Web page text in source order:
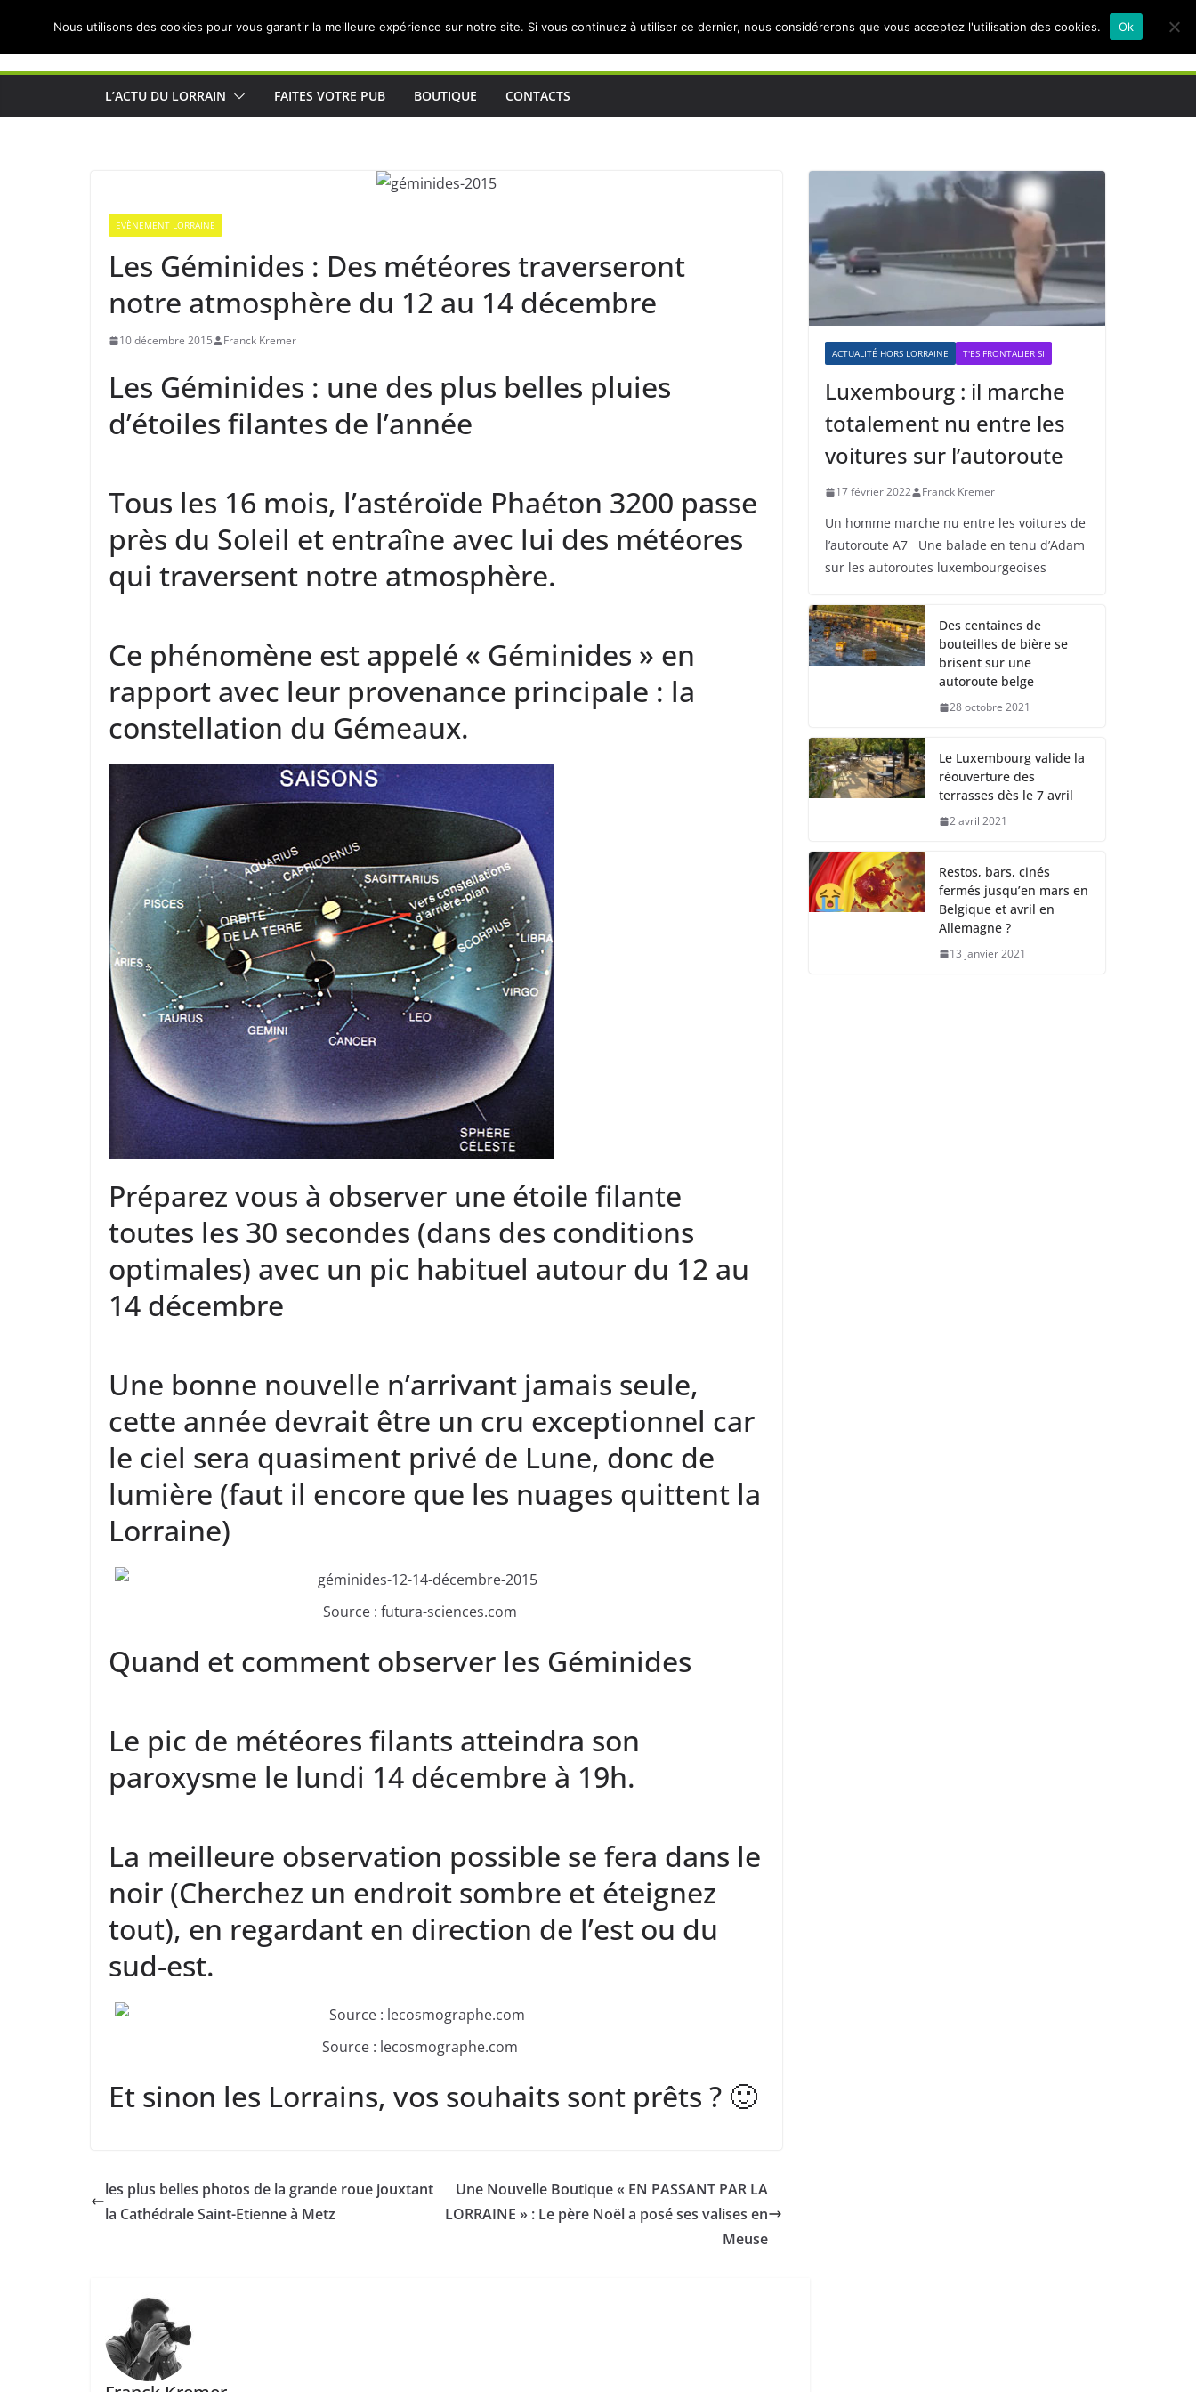
Actualités de Lorraine pour les Lorrains
L’ACTU DU LORRAIN FAITES VOTRE PUB BOUTIQUE CONTACTS
EVÈNEMENT LORRAINE
Les Géminides : Des météores traverseront
notre atmosphère du 12 au 14 décembre
10 décembre 2015 Franck Kremer
Les Géminides : une des plus belles pluies
d’étoiles filantes de l’année
Tous les 16 mois, l’astéroïde Phaéton 3200 passe
près du Soleil et entraîne avec lui des météores
qui traversent notre atmosphère.
Ce phénomène est appelé « Géminides » en
rapport avec leur provenance principale : la
constellation du Gémeaux.
Préparez vous à observer une étoile filante
toutes les 30 secondes (dans des conditions
optimales) avec un pic habituel autour du 12 au
14 décembre
Une bonne nouvelle n’arrivant jamais seule,
cette année devrait être un cru exceptionnel car
le ciel sera quasiment privé de Lune, donc de
lumière (faut il encore que les nuages quittent la
Lorraine)
Source : futura-sciences.com
Quand et comment observer les Géminides
Le pic de météores filants atteindra son
paroxysme le lundi 14 décembre à 19h.
La meilleure observation possible se fera dans le
noir (Cherchez un endroit sombre et éteignez
tout), en regardant en direction de l’est ou du
sud-est.
Source : lecosmographe.com
Et sinon les Lorrains, vos souhaits sont prêts ? 🙂
les plus belles photos de la grande roue jouxtant
la Cathédrale Saint-Etienne à Metz
Une Nouvelle Boutique « EN PASSANT PAR LA
LORRAINE » : Le père Noël a posé ses valises en
Meuse
ACTUALITÉ HORS LORRAINE T'ES FRONTALIER SI
Luxembourg : il marche
totalement nu entre les
voitures sur l’autoroute
17 février 2022 Franck Kremer
Un homme marche nu entre les voitures de
l’autoroute A7 Une balade en tenu d’Adam
sur les autoroutes luxembourgeoises
Des centaines de
bouteilles de bière se
brisent sur une
autoroute belge
28 octobre 2021
Le Luxembourg valide la
réouverture des
terrasses dès le 7 avril
2 avril 2021
Restos, bars, cinés
fermés jusqu’en mars en
Belgique et avril en
Allemagne ?
13 janvier 2021
Nous utilisons des cookies pour vous garantir la meilleure expérience sur notre site. Si vous continuez à utiliser ce dernier, nous considérerons que vous acceptez l'utilisation des cookies. Ok